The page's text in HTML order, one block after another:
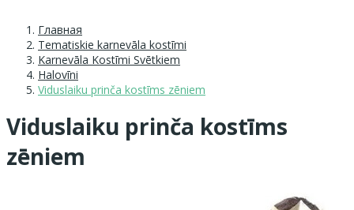
Главная
Tematiskie karnevāla kostīmi
Karnevāla Kostīmi Svētkiem
Halovīni
Viduslaiku prinča kostīms zēniem
Viduslaiku prinča kostīms
zēniem